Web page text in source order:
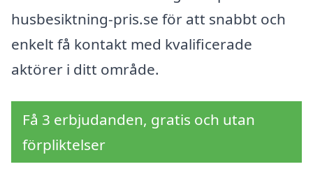
husbesiktning-pris.se för att snabbt och
enkelt få kontakt med kvalificerade
aktörer i ditt område.
Få 3 erbjudanden, gratis och utan
förpliktelser